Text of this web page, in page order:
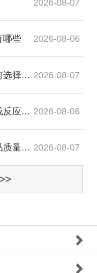
2026-08-07
哪些 2026-08-06
旋转粘度计转子大小转速如何选择,怎样安装比较 2026-08-07
应用旋转粘度计可以监测合成反应生成物的粘度 2026-08-06
旋转粘度计是监测和控制产品质量的精密仪器 2026-08-07